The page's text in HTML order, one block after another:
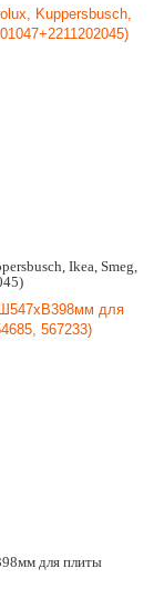
Ikea, Smeg,
для плиты